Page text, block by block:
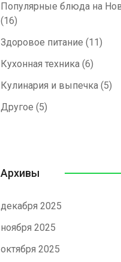
Популярные блюда на
(16)
Здоровое питание (11)
Кухонная техника (6)
Кулинария и выпечка (5)
Другое (5)
Архивы
декабря 2025
ноября 2025
октября 2025